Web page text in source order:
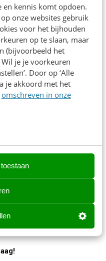
en kennis komt opdoen.
onze websites gebruik
voor het bijhouden
op te slaan, maar
(bijvoorbeeld het
je je voorkeuren
Door op ‘Alle
je akkoord met het
omschreven in onze
om de basis op orde
zoals Albert Heijn en
AI inzetten om
spelling, en om